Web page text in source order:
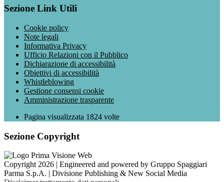
Sezione Link Utili
Cookie policy
Note legali
Informativa Privacy
Ufficio Relazioni con il Pubblico
Dichiarazione di accessibilità
Obiettivi di accessibilità
Whistleblowing
Gestione consensi cookie
Amministrazione trasparente
Pagina visualizzata 1824 volte
Sezione Copyright
Copyright 2026 | Engineered and powered by Gruppo Spaggiari
Parma S.p.A. | Divisione Publishing & New Social Media